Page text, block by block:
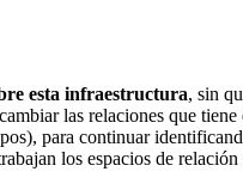
esta infraestructura, sin
las relaciones que tiene
para continuar
los espacios de